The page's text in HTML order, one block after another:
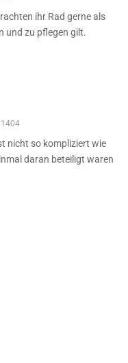
ihr Rad gerne als
und zu pflegen gilt.
1404
nicht so kompliziert wie
daran beteiligt waren